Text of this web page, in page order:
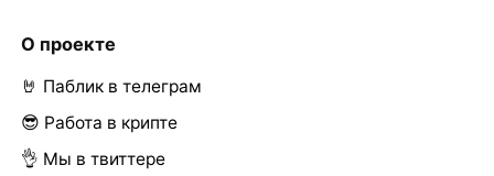
О проекте
🤘 Паблик в телеграм
😎 Работа в крипте
👌 Мы в твиттере